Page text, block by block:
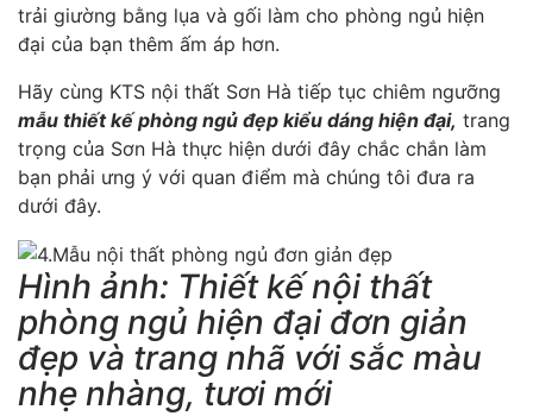
trải giường bằng lụa và gối làm cho phòng ngủ hiện
đại của bạn thêm ấm áp hơn.
Hãy cùng KTS nội thất Sơn Hà tiếp tục chiêm ngưỡng
mẫu thiết kế phòng ngủ đẹp kiểu dáng hiện đại, trang
trọng của Sơn Hà thực hiện dưới đây chắc chắn làm
bạn phải ưng ý với quan điểm mà chúng tôi đưa ra
dưới đây.
Hình ảnh: Thiết kế nội thất
phòng ngủ hiện đại đơn giản
đẹp và trang nhã với sắc màu
nhẹ nhàng, tươi mới